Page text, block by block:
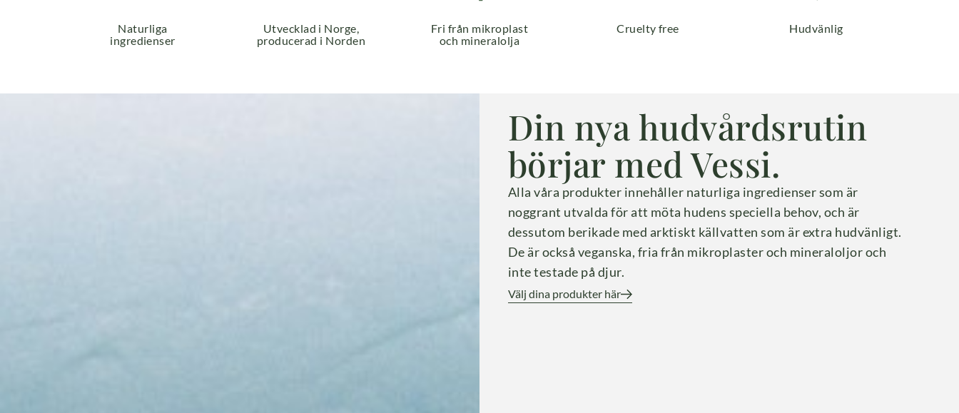
Naturliga
ingredienser
Utvecklad i Norge,
producerad i Norden
Fri från mikroplast
och mineralolja
Cruelty free Hudvänlig
Din nya hudvårdsrutin
börjar med Vessi.
Alla våra produkter innehåller naturliga ingredienser som är
noggrant utvalda för att möta hudens speciella behov, och är
dessutom berikade med arktiskt källvatten som är extra hudvänligt.
De är också veganska, fria från mikroplaster och mineraloljor och
inte testade på djur.
Välj dina produkter här